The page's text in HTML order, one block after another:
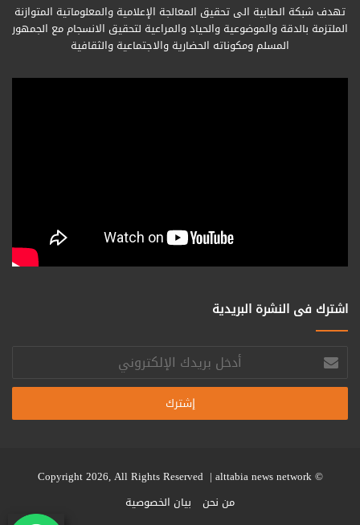
تهدف شبكة الطابية الى تحقيق المعالجة الإعلامية والمعلوماتية المتوازنة
الملتزمة بالدقة والموضوعية والحياد والمراعية لتحقيق الانسجام مع الجمهور
المسلم ومكوناته الحضارية والاجتماعية والثقافية
اشترك فى النشرة البريدية
أدخل
بريدك
الإلكتروني
© Copyright 2026, All Rights Reserved |
alttabia news network
من نحن
بيان الخصوصية